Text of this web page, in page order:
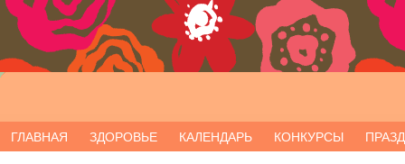
ГЛАВНАЯ ЗДОРОВЬЕ КАЛЕНДАРЬ КОНКУРСЫ